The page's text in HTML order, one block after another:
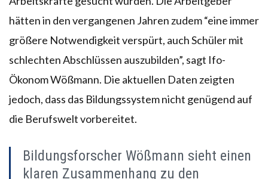
hätten in den vergangenen Jahren zudem “eine immer
größere Notwendigkeit verspürt, auch Schüler mit
schlechten Abschlüssen auszubilden”, sagt Ifo-
Ökonom Wößmann. Die aktuellen Daten zeigten
jedoch, dass das Bildungssystem nicht genügend auf
die Berufswelt vorbereitet.
Bildungsforscher Wößmann sieht einen
klaren Zusammenhang zu den